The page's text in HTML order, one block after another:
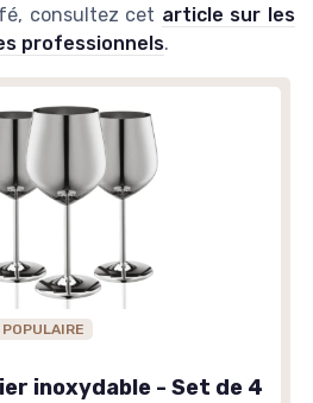
consultez cet article sur les
professionnels.
POPULAIRE
inoxydable - Set de 4